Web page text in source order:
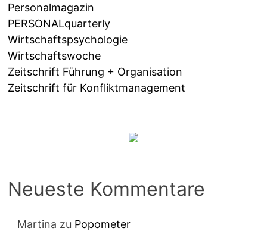
Personalmagazin
PERSONALquarterly
Wirtschaftspsychologie
Wirtschaftswoche
Zeitschrift Führung + Organisation
Zeitschrift für Konfliktmanagement
Neueste Kommentare
Martina zu Popometer